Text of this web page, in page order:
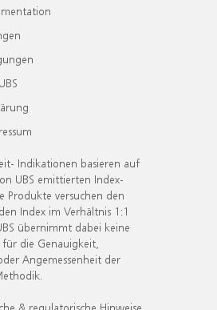
Indikationen basieren auf
UBS emittierten Index-
Produkte versuchen den
Index im Verhältnis 1:1
übernimmt dabei keine
die Genauigkeit,
Angemessenheit der